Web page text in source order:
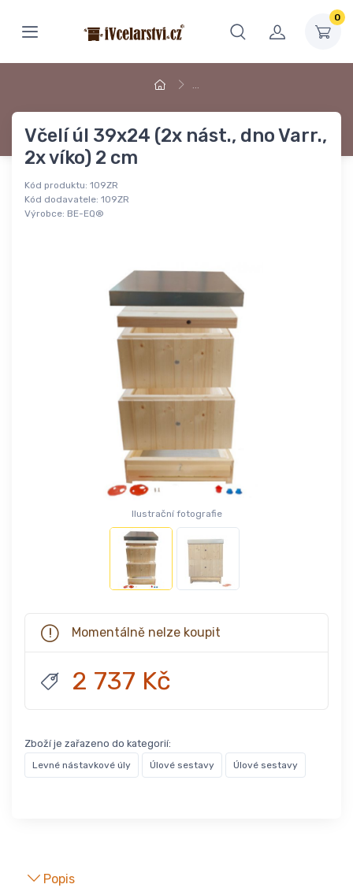
0
…
Včelí úl 39x24 (2x nást., dno Varr.,
2x víko) 2 cm
Kód produktu: 109ZR
Kód dodavatele: 109ZR
Výrobce: BE-EQ®
Ilustrační fotografie
Momentálně nelze koupit
2 737 Kč
Zboží je zařazeno do kategorií:
Levné nástavkové úly Úlové sestavy Úlové sestavy
Popis